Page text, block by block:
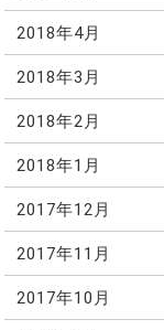
2018年4月
2018年3月
2018年2月
2018年1月
2017年12月
2017年11月
2017年10月